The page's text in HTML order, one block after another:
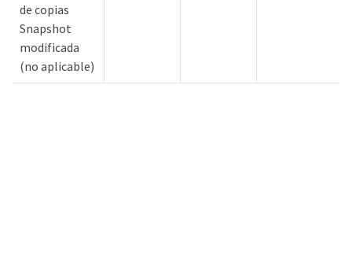
de copias
Snapshot
modificada
(no aplicable)